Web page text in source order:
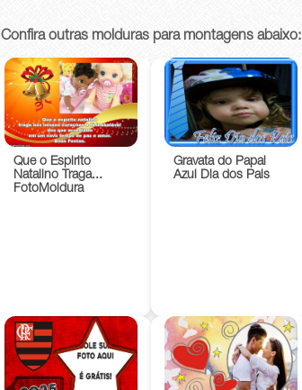
Confira outras molduras para montagens abaixo:
Que o Espirito
Natalino Traga...
FotoMoldura
Gravata do Papai
Azul Dia dos Pais